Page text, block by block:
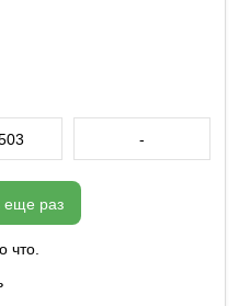
-
еще раз
что.